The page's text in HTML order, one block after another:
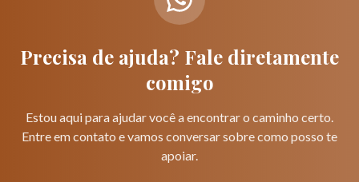
Precisa de ajuda? Fale diretamente
comigo
Estou aqui para ajudar você a encontrar o caminho certo.
Entre em contato e vamos conversar sobre como posso te
apoiar.